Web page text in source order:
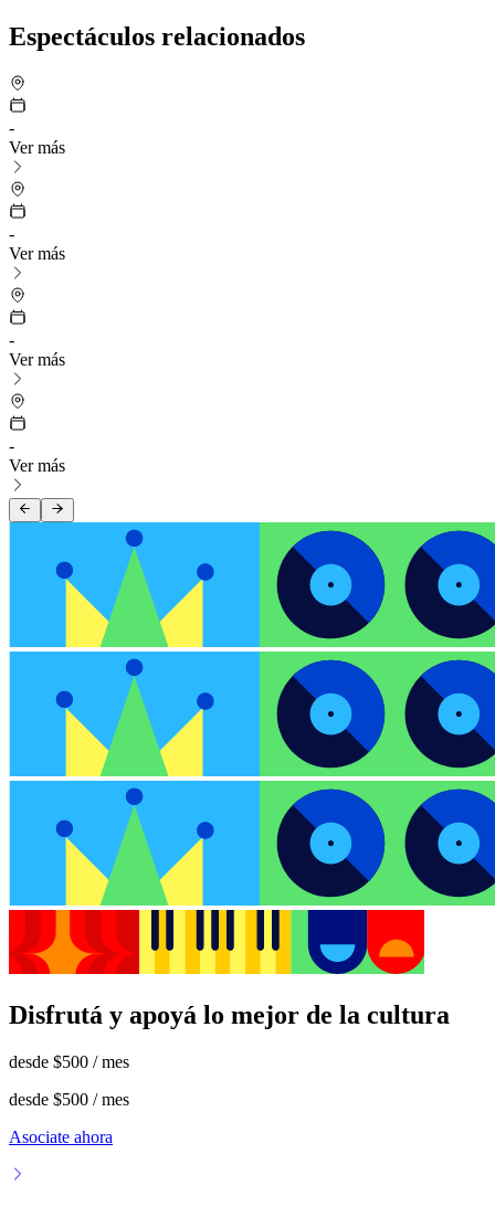
Espectáculos relacionados
-
Ver más
-
Ver más
-
Ver más
-
Ver más
Disfrutá y apoyá lo mejor de la cultura
desde $500 / mes
desde $500 / mes
Asociate ahora